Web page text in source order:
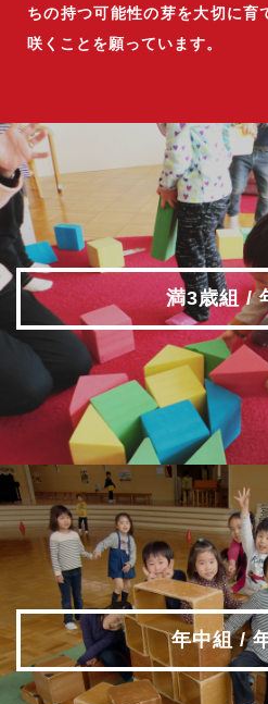
ちの持つ可能性の芽を大切に
咲くことを願っています。
満3歳組 /
年中組 /